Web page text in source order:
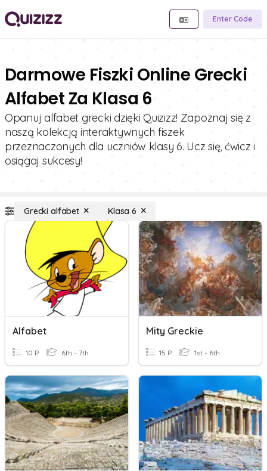
Enter Code
Darmowe Fiszki Online Grecki
Alfabet Za Klasa 6
Opanuj alfabet grecki dzięki Quizizz! Zapoznaj się z
naszą kolekcją interaktywnych fiszek
przeznaczonych dla uczniów klasy 6. Ucz się, ćwicz i
osiągaj sukcesy!
Grecki alfabet Klasa 6
Alfabet
10 P 6th - 7th
Mity Greckie
15 P 1st - 6th